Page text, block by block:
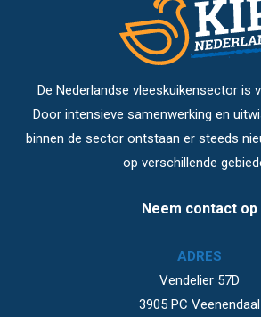
De Nederlandse vleeskuikensector is
Door intensieve samenwerking en
binnen de sector ontstaan er steeds
op verschillende
Neem contact op
ADRES
Vendelier 57D
3905 PC Veenendaal